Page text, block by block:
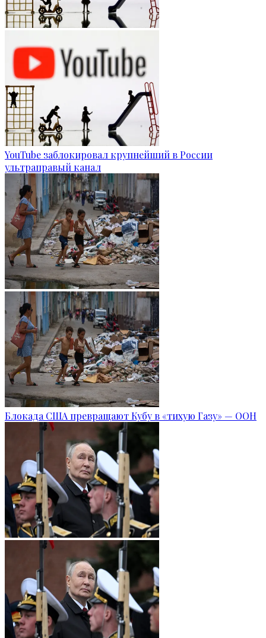
YouTube заблокировал крупнейший в России
ультраправый канал
Блокада США превращают Кубу в «тихую Газу» — ООН